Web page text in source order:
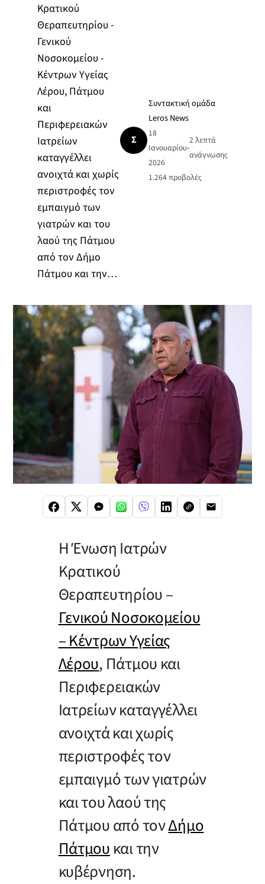
Κρατικού
Θεραπευτηρίου -
Γενικού
Νοσοκομείου -
Κέντρων Υγείας
Λέρου, Πάτμου
και
Περιφερειακών
Ιατρείων
καταγγέλλει
ανοιχτά και χωρίς
περιστροφές τον
εμπαιγμό των
γιατρών και του
λαού της Πάτμου
από τον Δήμο
Πάτμου και την…
Σ
Συντακτική ομάδα
Leros News
18
Ιανουαρίου
2026
•
2 λεπτά
ανάγνωσης
1.264προβολές
Η Ένωση Ιατρών
Κρατικού
Θεραπευτηρίου –
Γενικού Νοσοκομείου
– Κέντρων Υγείας
Λέρου, Πάτμου και
Περιφερειακών
Ιατρείων καταγγέλλει
ανοιχτά και χωρίς
περιστροφές τον
εμπαιγμό των γιατρών
και του λαού της
Πάτμου από τονΔήμο
Πάτμου και την
κυβέρνηση.